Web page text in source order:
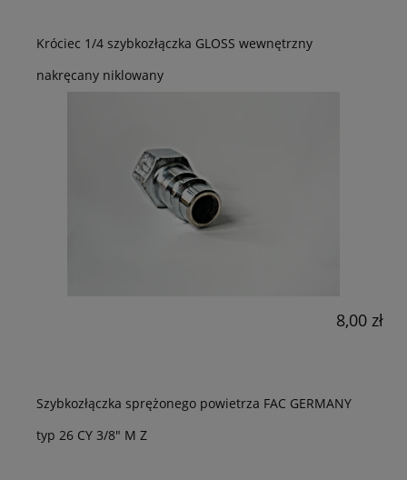
Króciec 1/4 szybkozłączka GLOSS wewnętrzny
nakręcany niklowany
8,00 zł
Szybkozłączka sprężonego powietrza FAC GERMANY
typ 26 CY 3/8" M Z